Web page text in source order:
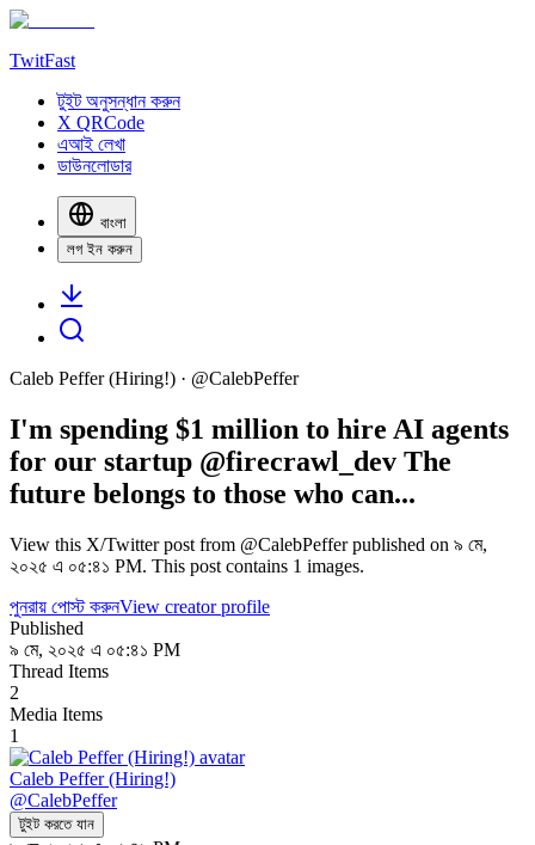
TwitFast
টুইট অনুসন্ধান করুন
X QRCode
এআই লেখা
ডাউনলোডার
বাংলা
লগ ইন করুন
Caleb Peffer (Hiring!) · @CalebPeffer
I'm spending $1 million to hire AI agents
for our startup @firecrawl_dev The
future belongs to those who can...
View this X/Twitter post from @CalebPeffer published on ৯ মে,
২০২৫ এ ০৫:৪১ PM. This post contains 1 images.
পুনরায় পোস্ট করুনView creator profile
Published
৯ মে, ২০২৫ এ ০৫:৪১ PM
Thread Items
2
Media Items
1
Caleb Peffer (Hiring!)
@CalebPeffer
টুইট করতে যান